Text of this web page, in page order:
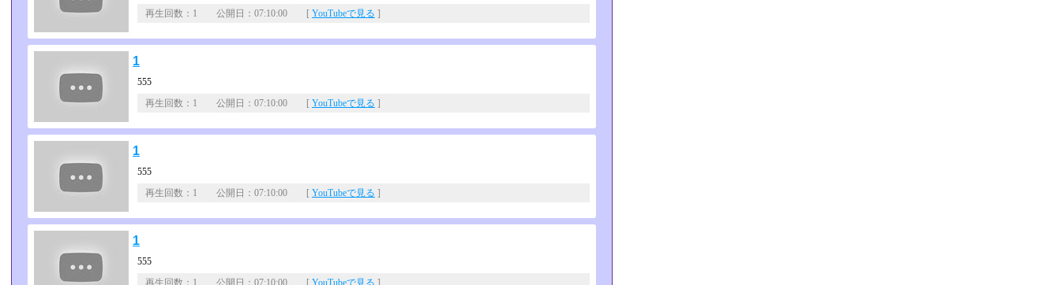
再生回数：1 公開日：07:10:00 [ YouTubeで見る ]
1
555
再生回数：1 公開日：07:10:00 [ YouTubeで見る ]
1
555
再生回数：1 公開日：07:10:00 [ YouTubeで見る ]
1
555
再生回数：1 公開日：07:10:00 [ YouTubeで見る ]